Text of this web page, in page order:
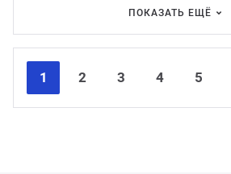
ПОКАЗАТЬ ЕЩЁ
1 2 3 4
5